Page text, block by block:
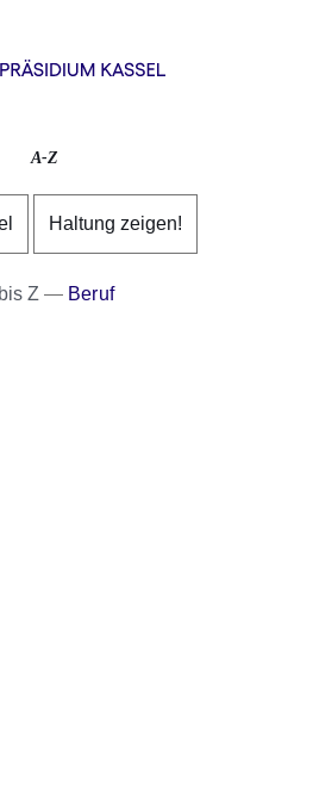
Direkt zum Kopf der
Direkt zum Inhalt
Direkt zum Fuß der
A-Z
Haltung zeigen!
Z Beruf